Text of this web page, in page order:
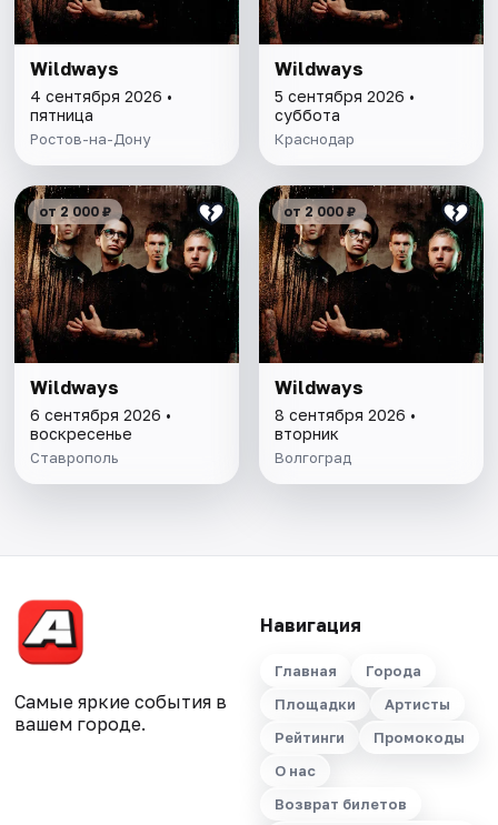
Wildways
4 сентября 2026 •
пятница
Ростов-на-Дону
Wildways
5 сентября 2026 •
суббота
Краснодар
от 2 000 ₽
Wildways
6 сентября 2026 •
воскресенье
Ставрополь
от 2 000 ₽
Wildways
8 сентября 2026 •
вторник
Волгоград
Самые яркие события в
вашем городе.
Навигация
Главная
Города
Площадки
Артисты
Рейтинги
Промокоды
О нас
Возврат билетов